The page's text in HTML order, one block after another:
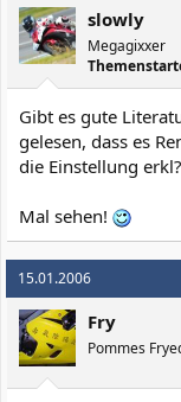
slowly
Megagixxer
Gibt es gute
gelesen, dass es
die Einstellung
Mal sehen!
15.01.2006
Fry
Pommes